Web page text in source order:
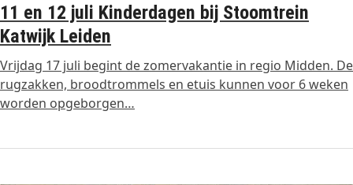
11 en 12 juli Kinderdagen bij Stoomtrein
Katwijk Leiden
Vrijdag 17 juli begint de zomervakantie in regio Midden. De
rugzakken, broodtrommels en etuis kunnen voor 6 weken
worden opgeborgen…